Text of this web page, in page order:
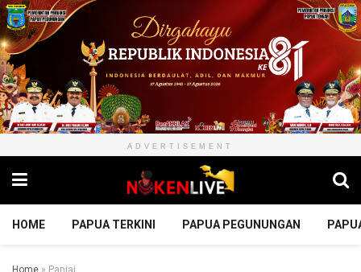
ADVERTISEMENT
HOME PAPUA TERKINI PAPUA PEGUNUNGAN
Home » Paniai